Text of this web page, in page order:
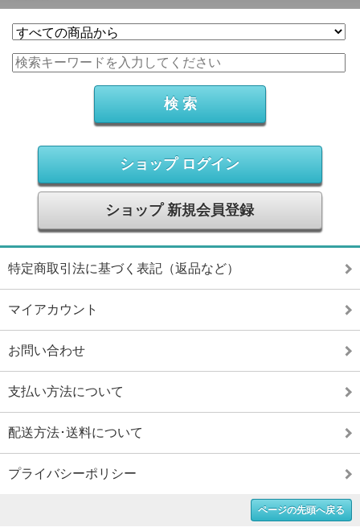
ショップ ログイン
ショップ 新規会員登録
特定商取引法に基づく表記（返品など）
マイアカウント
お問い合わせ
支払い方法について
配送方法･送料について
プライバシーポリシー
ページの先頭へ戻る